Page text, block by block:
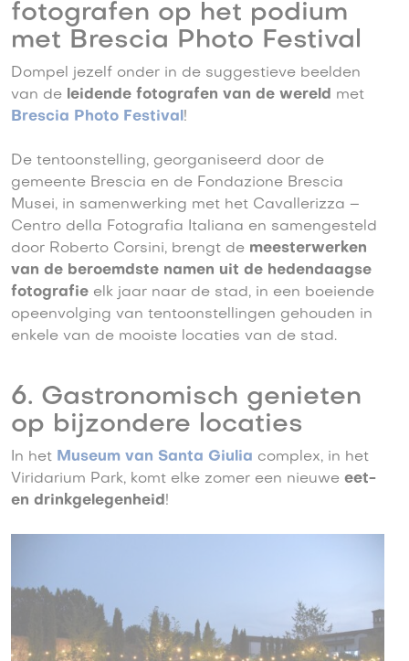
fotografen op het podium
met Brescia Photo Festival
Dompel jezelf onder in de suggestieve beelden
van de leidende fotografen van de wereld met
Brescia Photo Festival!
De tentoonstelling, georganiseerd door de
gemeente Brescia en de Fondazione Brescia
Musei, in samenwerking met het Cavallerizza –
Centro della Fotografia Italiana en samengesteld
door Roberto Corsini, brengt de meesterwerken
van de beroemdste namen uit de hedendaagse
fotografie elk jaar naar de stad, in een boeiende
opeenvolging van tentoonstellingen gehouden in
enkele van de mooiste locaties van de stad.
6. Gastronomisch genieten
op bijzondere locaties
In het Museum van Santa Giulia complex, in het
Viridarium Park, komt elke zomer een nieuwe eet-
en drinkgelegenheid!